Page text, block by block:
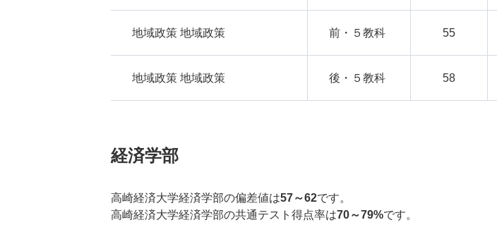
地域政策 地域政策 前・５教科 55
地域政策 地域政策 後・５教科 58
経済学部
高崎経済大学経済学部の偏差値は57～62です。
高崎経済大学経済学部の共通テスト得点率は70～79%です。